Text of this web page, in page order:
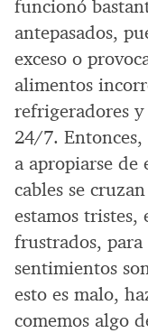
funcionó
antepasados,
exceso o
alimentos
refrigeradores
24/7. Entonces,
a apropiarse de
cables se
estamos tristes,
frustrados, para
sentimientos
esto es malo,
comemos algo